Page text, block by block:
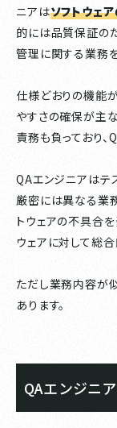
ニアはソフトウェ
的には品質保証の
管理に関する業務
仕様どおりの機能
やすさの確保が主
責務も負っており、
QAエンジニアはテ
厳密には異なる業
トウェアの不具合
ウェアに対して総
ただし業務内容が
あります。
QAエンジニ